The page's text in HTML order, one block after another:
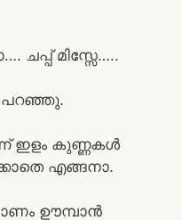
മിസ്സേ…..
പറഞ്ഞു.
ഇളം കുണ്ണകൾ
എങ്ങനാ.
ഊമ്പാൻ